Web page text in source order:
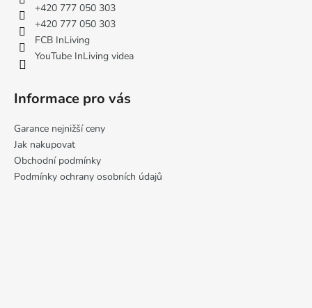
+420 777 050 303
+420 777 050 303
FCB InLiving
YouTube InLiving videa
Informace pro vás
Garance nejnižší ceny
Jak nakupovat
Obchodní podmínky
Podmínky ochrany osobních údajů